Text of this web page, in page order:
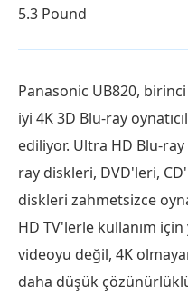
5.3 Pound
Panasonic UB820,
iyi 4K 3D Blu-ray
ediliyor. Ultra HD Blu-
ray diskleri, DVD'leri,
diskleri zahmetsizce
HD TV'lerle kullanım
videoyu değil, 4K
daha düşük